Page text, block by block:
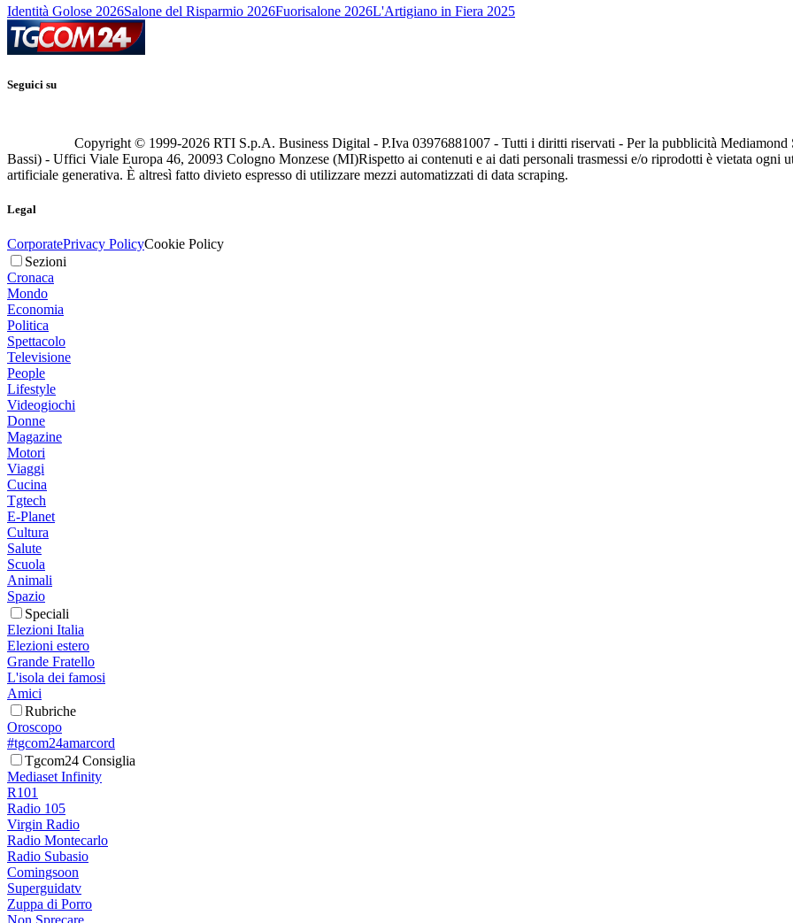
Identità Golose 2026Salone del Risparmio 2026Fuorisalone 2026L'Artigiano in Fiera 2025
Seguici su
Copyright © 1999-2026 RTI S.p.A. Business Digital - P.Iva 03976881007 - Tutti i diritti riservati - Per la pubblicità
Bassi) - Uffici Viale Europa 46, 20093 Cologno Monzese (MI)Rispetto ai contenuti e ai dati personali trasmessi e/o riprodotti è vietata ogni
artificiale generativa. È altresì fatto divieto espresso di utilizzare mezzi automatizzati di data scraping.
Legal
CorporatePrivacy PolicyCookie Policy
Sezioni
Cronaca
Mondo
Economia
Politica
Spettacolo
Televisione
People
Lifestyle
Videogiochi
Donne
Magazine
Motori
Viaggi
Cucina
Tgtech
E-Planet
Cultura
Salute
Scuola
Animali
Spazio
Speciali
Elezioni Italia
Elezioni estero
Grande Fratello
L'isola dei famosi
Amici
Rubriche
Oroscopo
#tgcom24amarcord
Tgcom24 Consiglia
Mediaset Infinity
R101
Radio 105
Virgin Radio
Radio Montecarlo
Radio Subasio
Comingsoon
Superguidatv
Zuppa di Porro